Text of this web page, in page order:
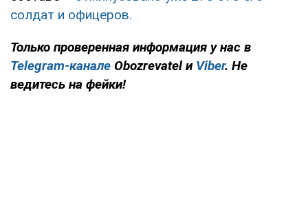
солдат и офицеров.
Только проверенная информация у нас в
Telegram-канале Obozrevatel и Viber. Не
ведитесь на фейки!